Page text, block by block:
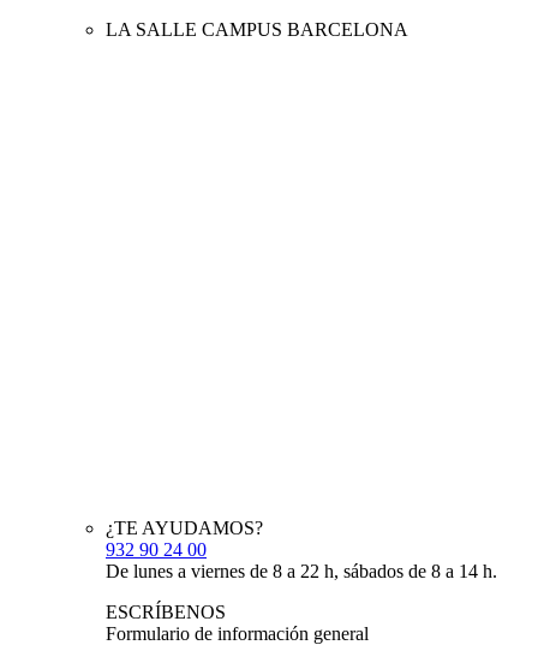
LA SALLE CAMPUS BARCELONA
¿TE AYUDAMOS?
932 90 24 00
De lunes a viernes de 8 a 22 h, sábados de 8 a 14 h.
ESCRÍBENOS
Formulario de información general